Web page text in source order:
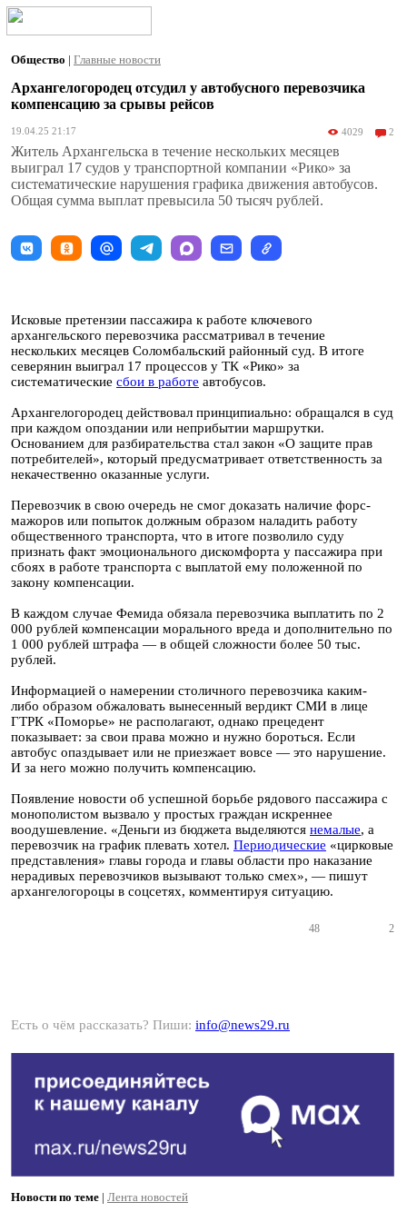
Общество | Главные новости
Архангелогородец отсудил у автобусного перевозчика
компенсацию за срывы рейсов
19.04.25 21:17 4029 2
Житель Архангельска в течение нескольких месяцев
выиграл 17 судов у транспортной компании «Рико» за
систематические нарушения графика движения автобусов.
Общая сумма выплат превысила 50 тысяч рублей.
Исковые претензии пассажира к работе ключевого
архангельского перевозчика рассматривал в течение
нескольких месяцев Соломбальский районный суд. В итоге
северянин выиграл 17 процессов у ТК «Рико» за
систематические сбои в работе автобусов.
Архангелогородец действовал принципиально: обращался в суд
при каждом опоздании или неприбытии маршрутки.
Основанием для разбирательства стал закон «О защите прав
потребителей», который предусматривает ответственность за
некачественно оказанные услуги.
Перевозчик в свою очередь не смог доказать наличие форс-
мажоров или попыток должным образом наладить работу
общественного транспорта, что в итоге позволило суду
признать факт эмоционального дискомфорта у пассажира при
сбоях в работе транспорта с выплатой ему положенной по
закону компенсации.
В каждом случае Фемида обязала перевозчика выплатить по 2
000 рублей компенсации морального вреда и дополнительно по
1 000 рублей штрафа — в общей сложности более 50 тыс.
рублей.
Информацией о намерении столичного перевозчика каким-
либо образом обжаловать вынесенный вердикт СМИ в лице
ГТРК «Поморье» не располагают, однако прецедент
показывает: за свои права можно и нужно бороться. Если
автобус опаздывает или не приезжает вовсе — это нарушение.
И за него можно получить компенсацию.
Появление новости об успешной борьбе рядового пассажира с
монополистом вызвало у простых граждан искреннее
воодушевление. «Деньги из бюджета выделяются немалые, а
перевозчик на график плевать хотел. Периодические «цирковые
представления» главы города и главы области про наказание
нерадивых перевозчиков вызывают только смех», — пишут
архангелогороцы в соцсетях, комментируя ситуацию.
48 2
Есть о чём рассказать? Пиши: info@news29.ru
Новости по теме | Лента новостей